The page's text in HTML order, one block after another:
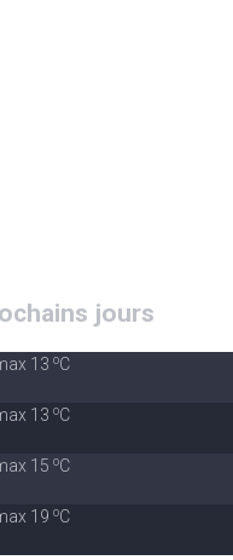
jours
13 oC
13 oC
15 oC
19 oC